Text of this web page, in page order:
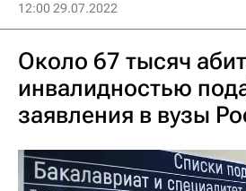
12:00 29.07.2022
Около 67 тысяч
инвалидностью
заявления в вузы